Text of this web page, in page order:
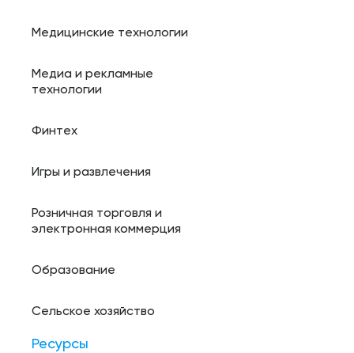
Медицинские технологии
Медиа и рекламные
технологии
Финтех
Игры и развлечения
Розничная торговля и
электронная коммерция
Образование
Сельское хозяйство
Ресурсы